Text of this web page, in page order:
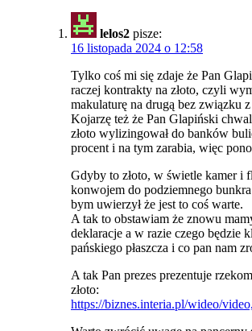
lelos2 pisze:
16 listopada 2024 o 12:58
Tylko coś mi się zdaje że Pan
raczej kontrakty na złoto, czyli
makulaturę na drugą bez związku
Kojarzę też że Pan Glapiński
złoto wylizingował do banków
procent i na tym zarabia, więc
Gdyby to złoto, w świetle kamer i
konwojem do podziemnego
bym uwierzył że jest to coś warte.
A tak to obstawiam że znowu
deklaracje a w razie czego będzie
pańskiego płaszcza i co pan nam
A tak Pan prezes prezentuje
złoto:
https://biznes.interia.pl/wideo/